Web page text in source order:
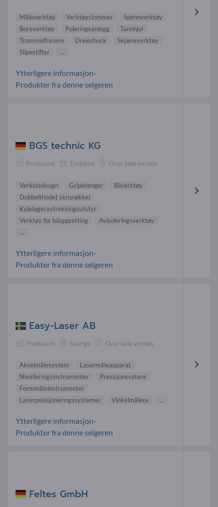
Måleverktøy Verktøyslommer
Spennverktøy
Boreverktøy
Poleringsanlegg
Tannhjul
Trommelfresere
Dreiechuck
Skjæreverktøy
Slipestifter
...
Ytterligere informasjon-
Produkter fra denne selgeren
BGS technic KG
Produsent Tyskland Over hele verden
Verkstedvogn Gripetenger
Bilverktøy
Dobbelthodet skrunøkkel
Kulelageravtrekkingsutstyr
Verktøy for biloppretting
Avisoleringsverktøy
...
Ytterligere informasjon-
Produkter fra denne selgeren
Easy-Laser AB
Produsent Sverige Over hele verden
Akselmålesystem
Lasermåleapparat
Nivelleringsinstrumenter
Presisjonsvatere
Formmåleinstrumenter
Laserposisjoneringssystemer
Vinkelmålere ...
Ytterligere informasjon-
Produkter fra denne selgeren
Feltes GmbH